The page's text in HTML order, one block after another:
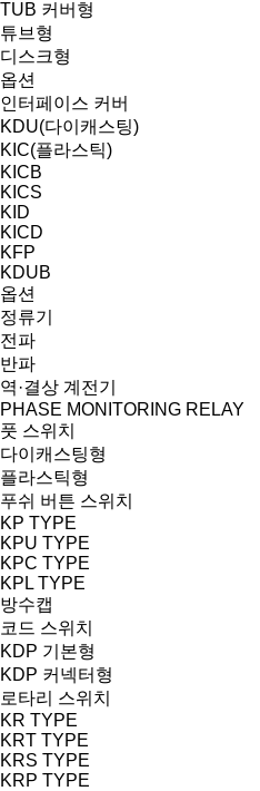
TUB 커버형
튜브형
디스크형
옵션
인터페이스 커버
KDU(다이캐스팅)
KIC(플라스틱)
KICB
KICS
KID
KICD
KFP
KDUB
옵션
정류기
전파
반파
역·결상 계전기
PHASE MONITORING RELAY
풋 스위치
다이캐스팅형
플라스틱형
푸쉬 버튼 스위치
KP TYPE
KPU TYPE
KPC TYPE
KPL TYPE
방수캡
코드 스위치
KDP 기본형
KDP 커넥터형
로타리 스위치
KR TYPE
KRT TYPE
KRS TYPE
KRP TYPE